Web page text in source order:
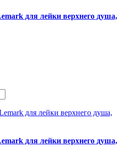
для лейки верхнего душа,
для лейки верхнего душа,